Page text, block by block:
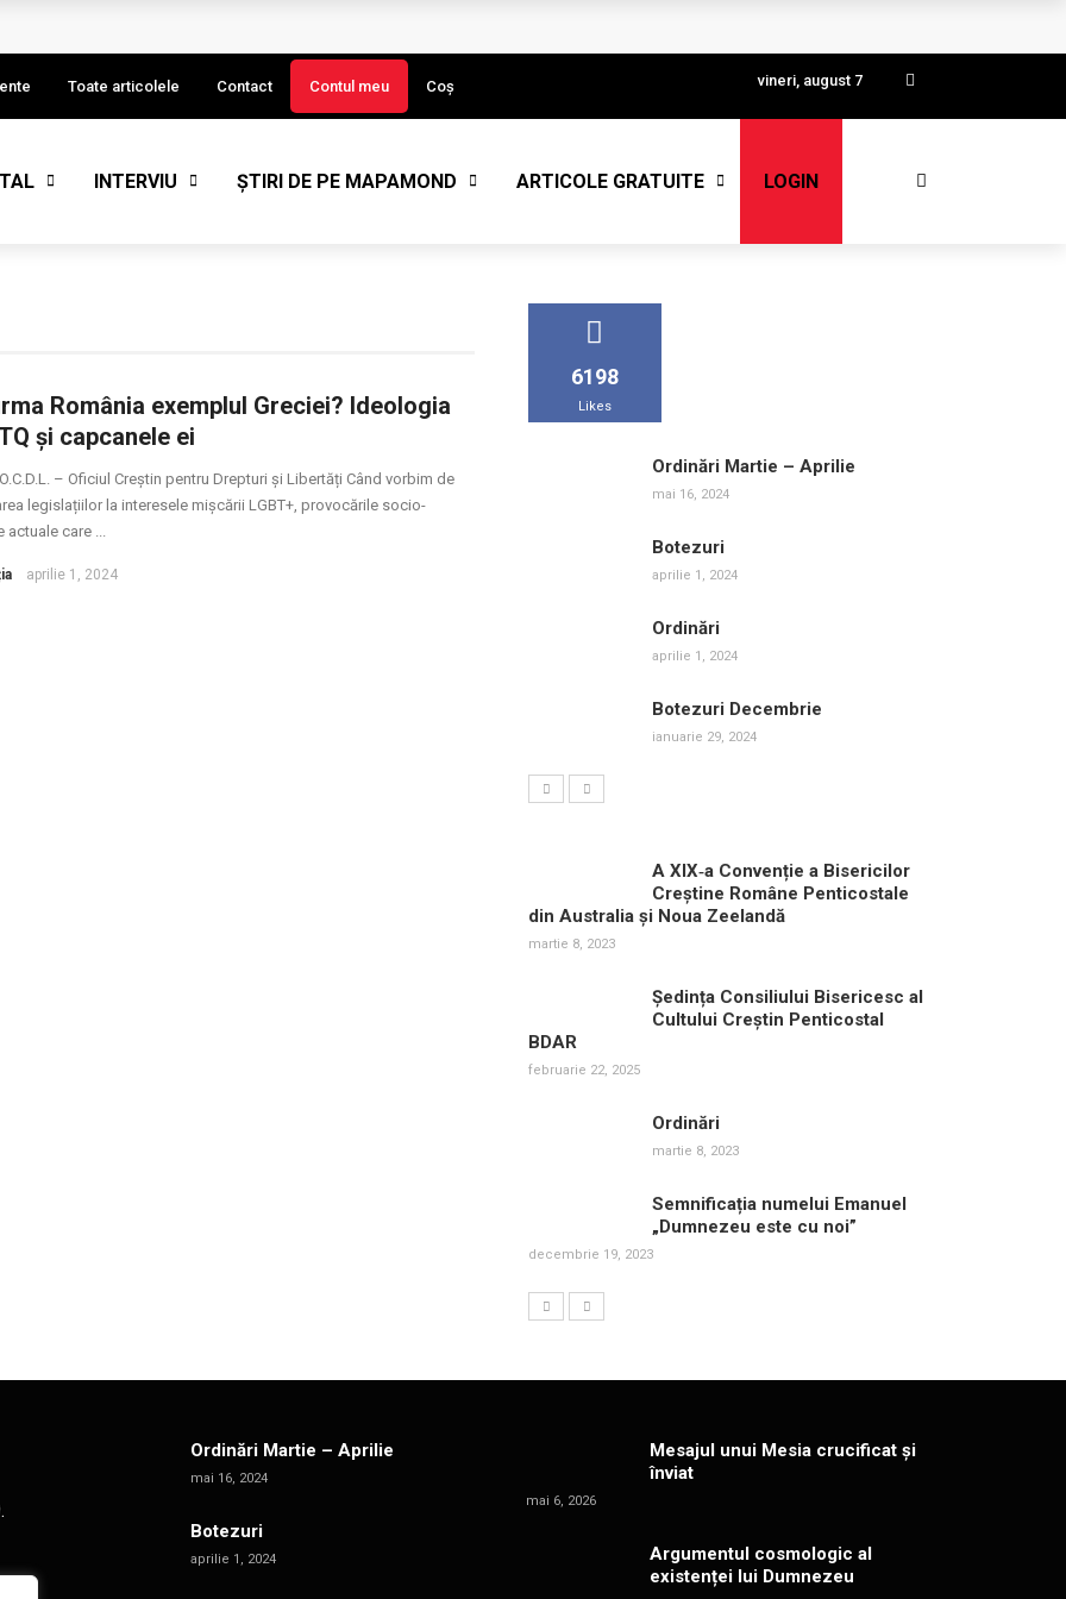
de an
Toate articolele Contact Contul meu Coș vineri, august 7
INTERVIU ȘTIRI DE PE MAPAMOND ARTICOLE GRATUITE LOGIN
România exemplul Greciei? Ideologia
și capcanele ei
– Oficiul Creștin pentru Drepturi și Libertăți Când vorbim de
legislațiilor la interesele mișcării LGBT+, provocările socio-
actuale care ...
aprilie 1, 2024
6198
Likes
Ordinări Martie – Aprilie
mai 16, 2024
Botezuri
aprilie 1, 2024
Ordinări
aprilie 1, 2024
Botezuri Decembrie
ianuarie 29, 2024
A XIX‑a Convenție a Bisericilor
Creștine Române Penticostale
din Australia și Noua Zeelandă
martie 8, 2023
Ședința Consiliului Bisericesc al
Cultului Creștin Penticostal
BDAR
februarie 22, 2025
Ordinări
martie 8, 2023
Semnificația numelui Emanuel
„Dumnezeu este cu noi”
decembrie 19, 2023
Ordinări Martie – Aprilie
mai 16, 2024
Botezuri
aprilie 1, 2024
Mesajul unui Mesia crucificat și
înviat
mai 6, 2026
Argumentul cosmologic al
existenței lui Dumnezeu